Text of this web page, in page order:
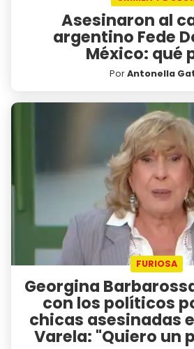
Asesinaron al
argentino Fede
México: qué
PorAntonella
FURIOSA
Georgina
con los políticos
chicas asesinadas
Varela: "Quiero un